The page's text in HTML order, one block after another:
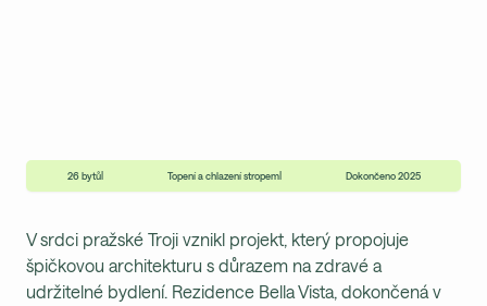
26 bytů| Topení a chlazení stropem| Dokončeno 2025
V srdci pražské Troji vznikl projekt, který propojuje
špičkovou architekturu s důrazem na zdravé a
udržitelné bydlení. Rezidence Bella Vista, dokončená v